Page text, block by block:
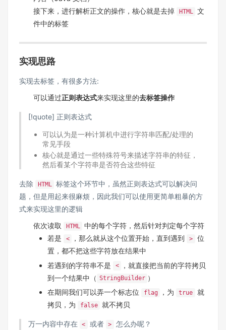
接下来，进行解析正文的操作，核心就是去掉
HTML 文
件中的标签
实现思路
实现去标签，有很多方法:
可以通过正则表达式来实现这里的去标签操作
[!quote] 正则表达式
可以认为是一种计算机中进行字符串匹配/处理的
常见手段
核心就是通过一些特殊符号来描述字符串的特征，
然后看某个字符串是否符合这些特征
去除 HTML 标签这个环节中，虽然正则表达式可以解决问
题，但是用起来很麻烦，因此我们可以使用更简单粗暴的方
式来实现这里的逻辑
依次读取
HTML 中的每个字符，然后针对判定每个字符
若是
< ，那么就从这个位置开始，直到遇到 >
位
置，都不把这些字符放在结果中
若遇到的字符串不是
<
，就直接把当前的字符拷贝
到一个结果中（ StringBuilder ）
在期间我们可以弄一个标志位
flag ，为 true
就
拷贝，为
false 就不拷贝
万一内容中存在 < 或者 > 怎么办呢？